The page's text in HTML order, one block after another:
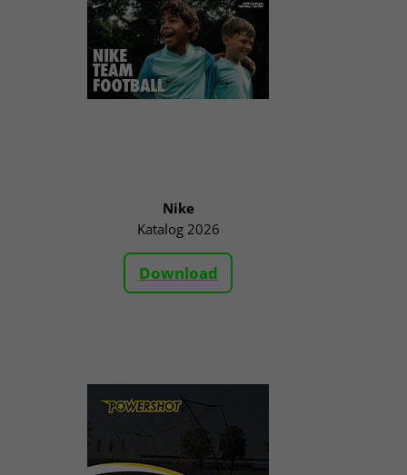
Nike
Katalog 2026
Download